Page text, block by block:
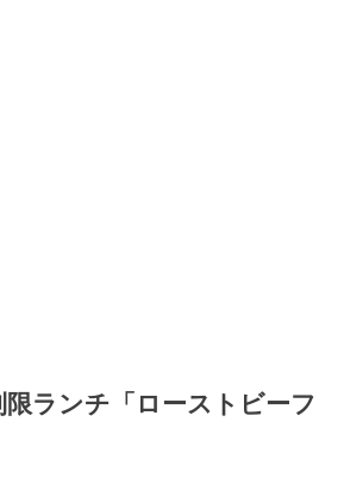
限ランチ「ローストビーフ